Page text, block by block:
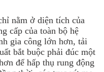
nằm ở diện tích của
cấp của toàn bộ hệ
gia công lớn hơn, tải
bắt buộc phải đúc một
để hấp thụ rung động